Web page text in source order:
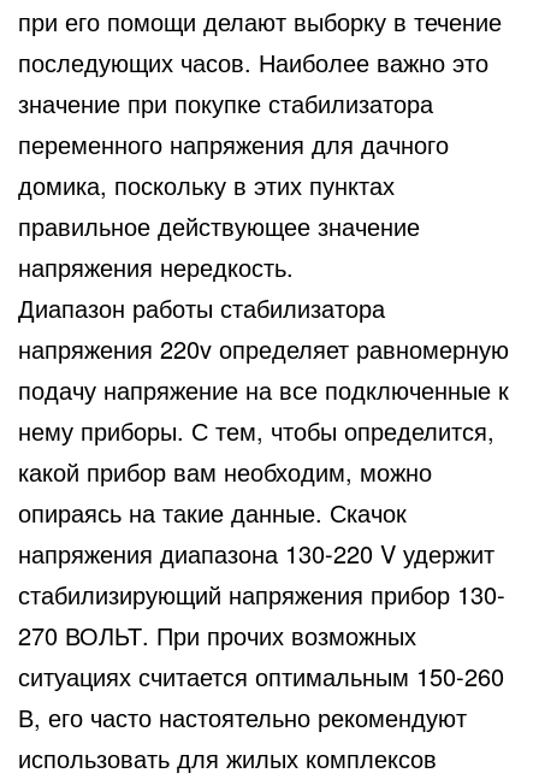
при его помощи делают выборку в течение
последующих часов. Наиболее важно это
значение при покупке стабилизатора
переменного напряжения для дачного
домика, поскольку в этих пунктах
правильное действующее значение
напряжения нередкость.
Диапазон работы стабилизатора
напряжения 220v определяет равномерную
подачу напряжение на все подключенные к
нему приборы. С тем, чтобы определится,
какой прибор вам необходим, можно
опираясь на такие данные. Скачок
напряжения диапазона 130-220 V удержит
стабилизирующий напряжения прибор 130-
270 ВОЛЬТ. При прочих возможных
ситуациях считается оптимальным 150-260
В, его часто настоятельно рекомендуют
использовать для жилых комплексов